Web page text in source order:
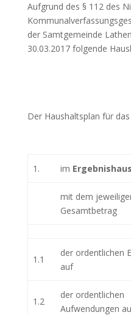
Aufgrund des § 112 des
der Samtgemeinde
30.03.2017 folgende
Der Haushaltsplan für
1. im
mit dem
Gesamtbetrag
1.1
der ordentlichen
auf
1.2
der ordentlichen
Aufwendungen